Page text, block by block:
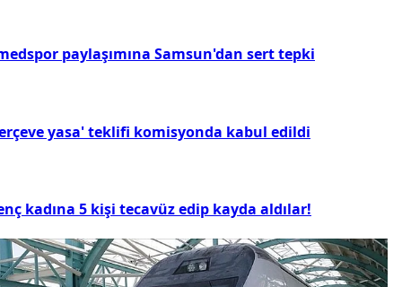
paylaşımına Samsun'dan sert tepki
yasa' teklifi komisyonda kabul edildi
kadına 5 kişi tecavüz edip kayda aldılar!